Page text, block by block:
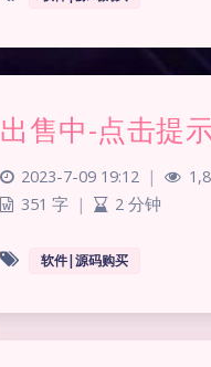
出售中-点击提
2023-7-09 19:12 |
351 字 | 2 分钟
软件|源码购买